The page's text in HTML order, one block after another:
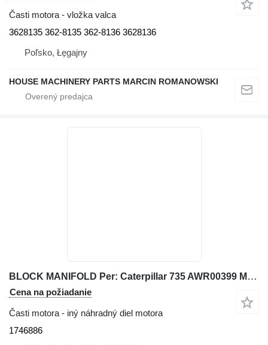
Časti motora - vložka valca
3628135 362-8135 362-8136 3628136
Poľsko, Łęgajny
HOUSE MACHINERY PARTS MARCIN ROMANOWSKI
BLOCK MANIFOLD Per: Caterpillar 735 AWR00399 Miscel 1746886 na kĺbového dumpra Caterpillar
Cena na požiadanie
Časti motora - iný náhradný diel motora
1746886